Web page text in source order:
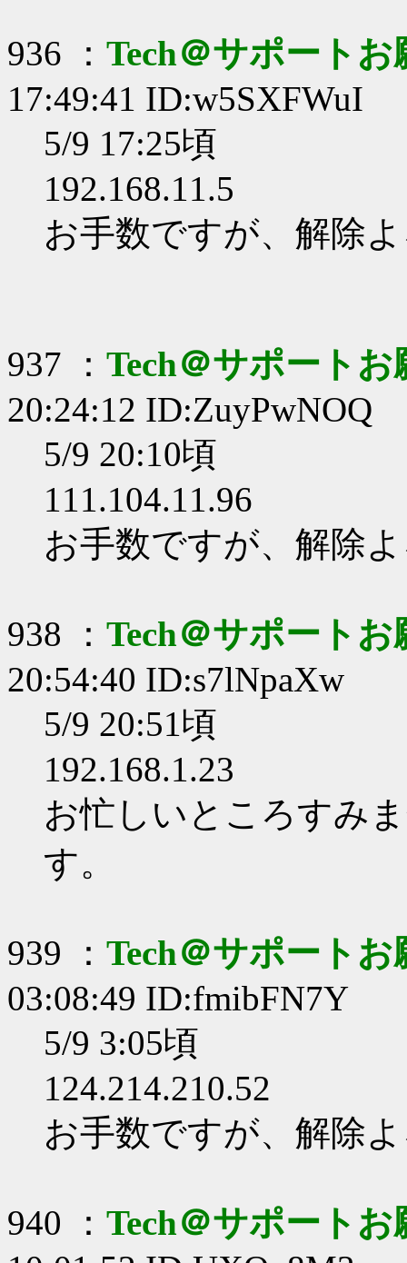
936 ： Tech＠サポート
17:49:41 ID:w5SXFWuI
5/9 17:25頃
192.168.11.5
お手数ですが、解除
937 ： Tech＠サポート
20:24:12 ID:ZuyPwNOQ
5/9 20:10頃
111.104.11.96
お手数ですが、解除
938 ： Tech＠サポート
20:54:40 ID:s7lNpaXw
5/9 20:51頃
192.168.1.23
お忙しいところすみ
す。
939 ： Tech＠サポート
03:08:49 ID:fmibFN7Y
5/9 3:05頃
124.214.210.52
お手数ですが、解除
940 ： Tech＠サポート